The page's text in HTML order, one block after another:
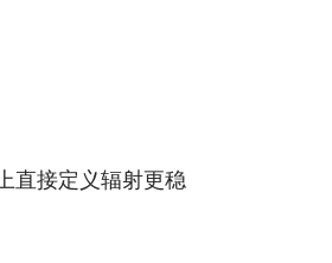
直接定义辐射更稳